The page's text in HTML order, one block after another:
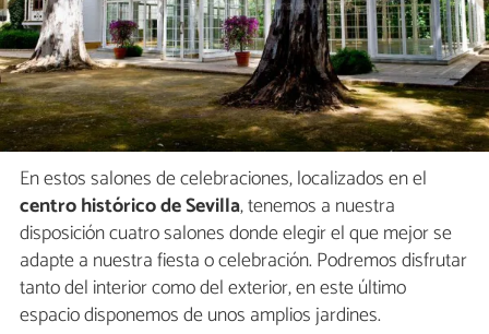
En estos salones de celebraciones, localizados en el
centro histórico de Sevilla, tenemos a nuestra
disposición cuatro salones donde elegir el que mejor se
adapte a nuestra fiesta o celebración. Podremos disfrutar
tanto del interior como del exterior, en este último
espacio disponemos de unos amplios jardines.